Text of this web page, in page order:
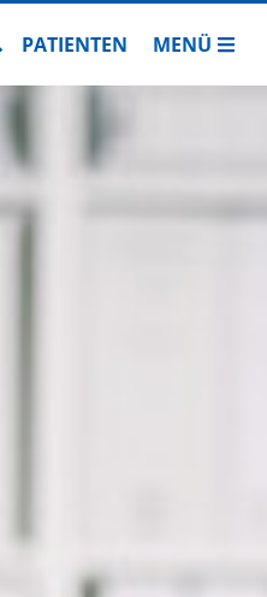
Zur Seitensuche
PATIENTEN MENÜ